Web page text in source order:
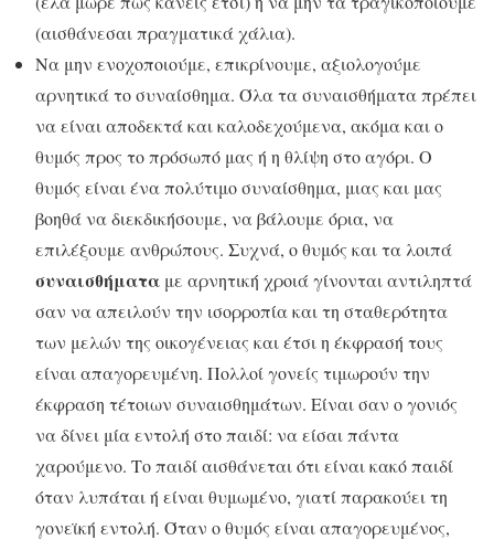
(αισθάνεσαι πραγματικά χάλια).
Να μην ενοχοποιούμε, επικρίνουμε, αξιολογούμε
αρνητικά το συναίσθημα. Όλα τα συναισθήματα πρέπει
να είναι αποδεκτά και καλοδεχούμενα, ακόμα και ο
θυμός προς το πρόσωπό μας ή η θλίψη στο αγόρι. Ο
θυμός είναι ένα πολύτιμο συναίσθημα, μιας και μας
βοηθά να διεκδικήσουμε, να βάλουμε όρια, να
επιλέξουμε ανθρώπους. Συχνά, ο θυμός και τα λοιπά
συναισθήματα με αρνητική χροιά γίνονται αντιληπτά
σαν να απειλούν την ισορροπία και τη σταθερότητα
των μελών της οικογένειας και έτσι η έκφρασή τους
είναι απαγορευμένη. Πολλοί γονείς τιμωρούν την
έκφραση τέτοιων συναισθημάτων. Είναι σαν ο γονιός
να δίνει μία εντολή στο παιδί: να είσαι πάντα
χαρούμενο. Το παιδί αισθάνεται ότι είναι κακό παιδί
όταν λυπάται ή είναι θυμωμένο, γιατί παρακούει τη
γονεϊκή εντολή. Όταν ο θυμός είναι απαγορευμένος,